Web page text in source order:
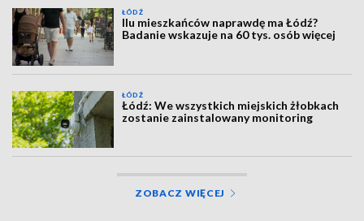
ŁÓDŹ
Ilu mieszkańców naprawdę ma Łódź?
Badanie wskazuje na 60 tys. osób więcej
ŁÓDŹ
Łódź: We wszystkich miejskich żłobkach
zostanie zainstalowany monitoring
ZOBACZ WIĘCEJ